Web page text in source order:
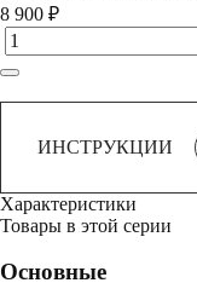
8 900 ₽
ИНСТРУКЦИИ
Характеристики
Товары в этой серии
Основные